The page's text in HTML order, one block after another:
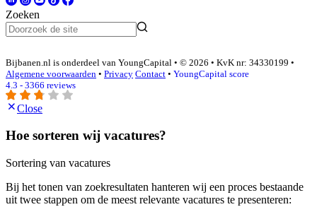
Zoeken
Bijbanen.nl is onderdeel van YoungCapital • © 2026 • KvK nr: 34330199 •
Algemene voorwaarden • Privacy Contact • YoungCapital score
4.3 - 3366 reviews
Close
Hoe sorteren wij vacatures?
Sortering van vacatures
Bij het tonen van zoekresultaten hanteren wij een proces bestaande
uit twee stappen om de meest relevante vacatures te presenteren: